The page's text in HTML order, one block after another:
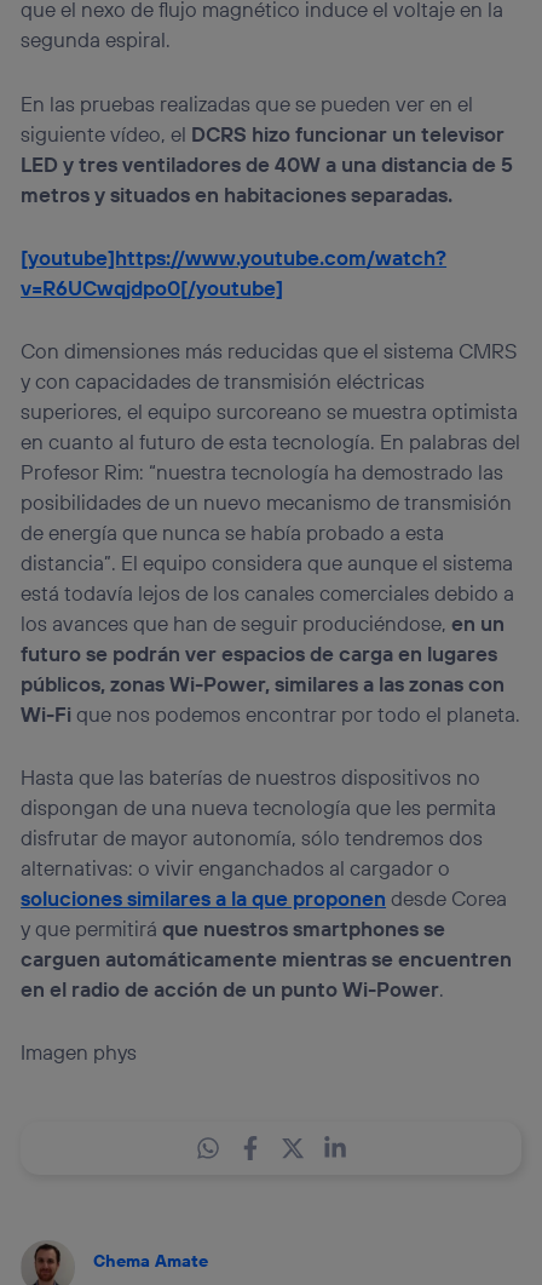
que el nexo de flujo magnético induce el voltaje en la
segunda espiral.
En las pruebas realizadas que se pueden ver en el
siguiente vídeo, el DCRS hizo funcionar un televisor
LED y tres ventiladores de 40W a una distancia de 5
metros y situados en habitaciones separadas.
[youtube]https://www.youtube.com/watch?
v=R6UCwqjdpo0[/youtube]
Con dimensiones más reducidas que el sistema CMRS
y con capacidades de transmisión eléctricas
superiores, el equipo surcoreano se muestra optimista
en cuanto al futuro de esta tecnología. En palabras del
Profesor Rim: “nuestra tecnología ha demostrado las
posibilidades de un nuevo mecanismo de transmisión
de energía que nunca se había probado a esta
distancia”. El equipo considera que aunque el sistema
está todavía lejos de los canales comerciales debido a
los avances que han de seguir produciéndose,en un
futuro se podrán ver espacios de carga en lugares
públicos, zonas Wi-Power, similares a las zonas con
Wi-Fi que nos podemos encontrar por todo el planeta.
Hasta que las baterías de nuestros dispositivos no
dispongan de una nueva tecnología que les permita
disfrutar de mayor autonomía, sólo tendremos dos
alternativas: o vivir enganchados al cargador o
soluciones similares a la que proponen desde Corea
y que permitiráque nuestros smartphones se
carguen automáticamente mientras se encuentren
en el radio de acción de un punto Wi-Power.
Imagen phys
Chema Amate